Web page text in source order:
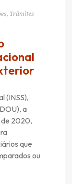
, Trâmites
(INSS),
a
de 2020,
que
ou